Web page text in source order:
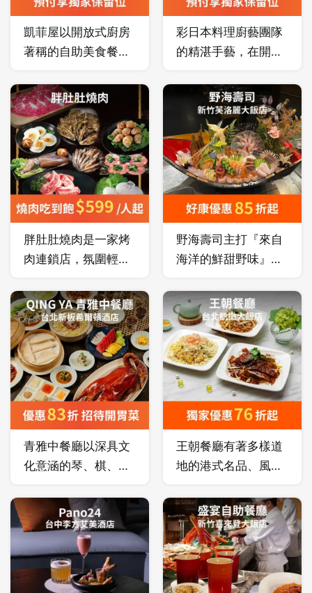
凱菲屋以開放式廚房
著稱的自助美食餐
塊，每日獻上超過
160 道經典菜色；爐
烤肋眼牛排、現作湯
包更是不可錯過的美
味亮點！
彩日本料理廚藝團隊
的精湛手藝，在開放
每日直送的新鮮海產
與頂級食材，呈現近
百道自助和風美饌，
必嚐的新鮮生魚片、
季節烤魚與炙燒鮭
魚，鮮活呈現日本料
理精髓。
胖肚肚燒肉是一家烤
肉連鎖店，氛圍輕鬆
聚會，充滿了地道的
臺灣煙火氣。
野海壽司主打『來自
海洋的鮮甜野味』，
直送，保證新材的新
鮮度。
青雅中餐廳以深具文
化意涵的琴、棋、
素，素雅而獨特的設
計營造出清幽靜謐的
氛圍，呈上以在地食
材演繹的精緻中菜，
一如行雲流水般的寫
王朝餐廳有著多樣道
地的港式名品、風味
由主廚嚴選珍貴食
材，以經驗豐富的手
藝料理製作。
先不要 確認